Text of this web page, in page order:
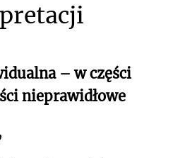
– w części
nieprawidłowe